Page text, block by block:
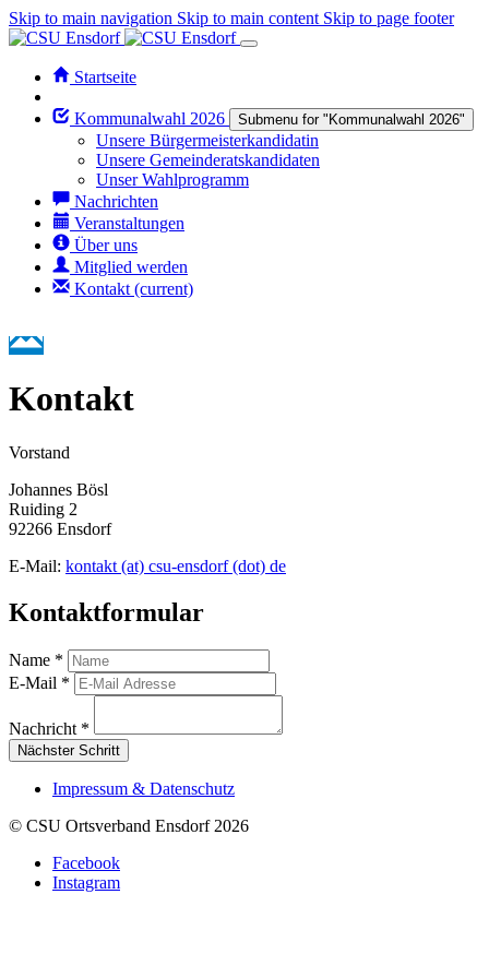
Skip to main navigation Skip to main content Skip to page footer
Startseite
Kommunalwahl 2026 Submenu for "Kommunalwahl 2026"
Unsere Bürgermeisterkandidatin
Unsere Gemeinderatskandidaten
Unser Wahlprogramm
Nachrichten
Veranstaltungen
Über uns
Mitglied werden
Kontakt (current)
Kontakt
Vorstand
Johannes Bösl
Ruiding 2
92266 Ensdorf
E-Mail: kontakt (at) csu-ensdorf (dot) de
Kontaktformular
Name *
E-Mail *
Nachricht *
Nächster Schritt
Impressum & Datenschutz
© CSU Ortsverband Ensdorf 2026
Facebook
Instagram